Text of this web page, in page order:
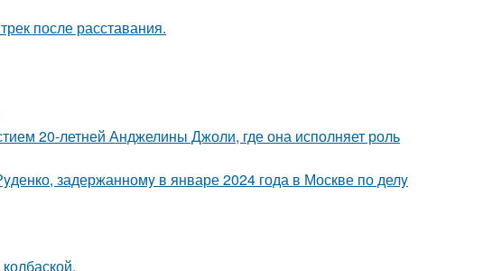
после расставания.
20-летней Анджелины Джоли, где она исполняет роль
задержанномy в январе 2024 года в Москве по делy